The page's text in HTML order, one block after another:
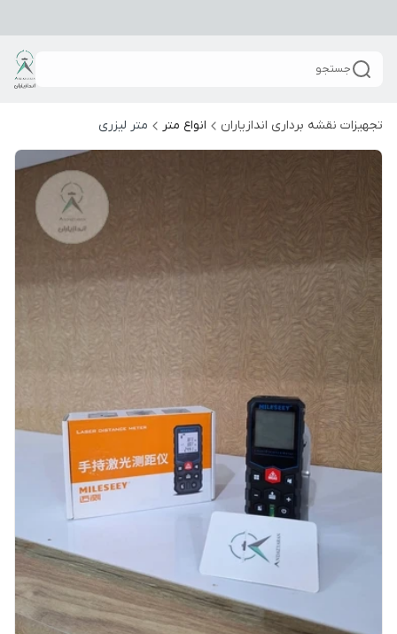
جستجو
تجهیزات نقشه برداری اندازیاران انواع متر متر لیزری